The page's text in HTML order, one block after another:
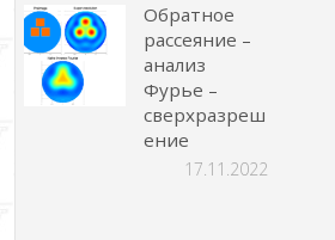
Обратное
рассеяние –
анализ
Фурье –
сверхразреш
ение
17.11.2022